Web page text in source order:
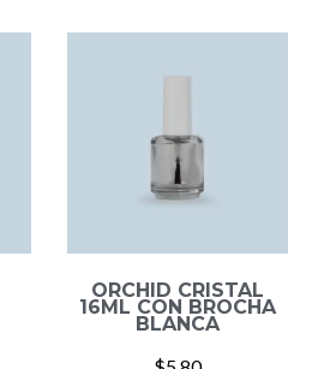
ORCHID CRISTAL
16ML CON BROCHA
BLANCA